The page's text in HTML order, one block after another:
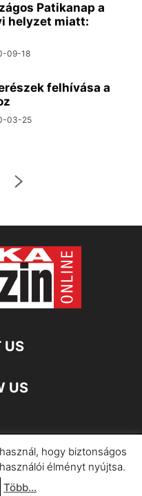
Patikanap a
helyzet miatt:
09-18
felhívása a
03-25
US
US
Információ
hogy biztonságos
élményt nyújtsa.
Több...